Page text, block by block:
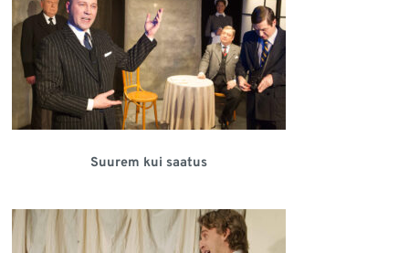
Suurem kui saatus